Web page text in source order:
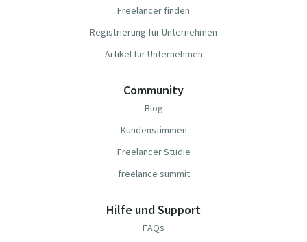
Freelancer finden
Registrierung für Unternehmen
Artikel für Unternehmen
Community
Blog
Kundenstimmen
Freelancer Studie
freelance summit
Hilfe und Support
FAQs